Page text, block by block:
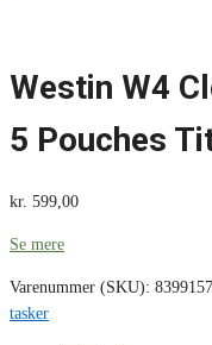
Westin W4
5 Pouches
kr. 599,00
Se mere
Varenummer (SKU):
tasker